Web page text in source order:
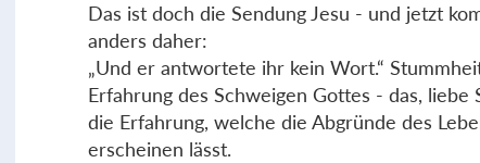
Das ist doch die Sendung Jesu - und jetzt
anders daher:
„Und er antwortete ihr kein Wort.“
Erfahrung des Schweigen Gottes - das,
die Erfahrung, welche die Abgründe des
erscheinen lässt.